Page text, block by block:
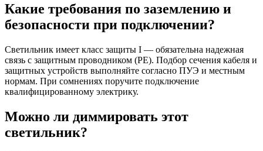
Какие требования по заземлению и
безопасности при подключении?
Светильник имеет класс защиты I — обязательна надежная
связь с защитным проводником (PE). Подбор сечения кабеля и
защитных устройств выполняйте согласно ПУЭ и местным
нормам. При сомнениях поручите подключение
квалифицированному электрику.
Можно ли диммировать этот
светильник?